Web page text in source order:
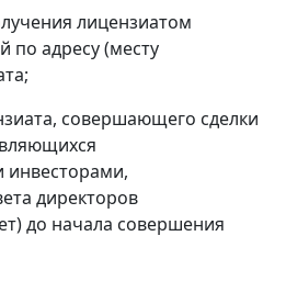
лицензиатом
по адресу (месту
совершающего сделки
директоров
до начала совершения